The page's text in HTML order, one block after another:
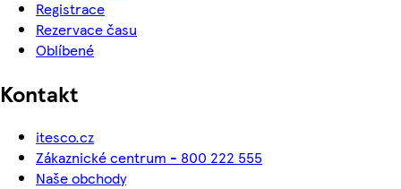
Registrace
Rezervace času
Oblíbené
Kontakt
itesco.cz
Zákaznické centrum - 800 222 555
Naše obchody